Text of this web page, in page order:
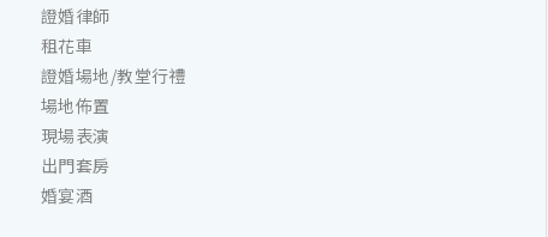
證婚律師
租花車
證婚場地/教堂行禮
場地佈置
現場表演
出門套房
婚宴酒